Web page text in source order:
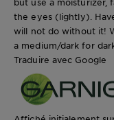
the eyes (lightly).
will not do without it!
a medium/dark for
Traduire avec Google